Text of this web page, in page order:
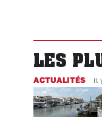
LES
ACTUALITÉS Il